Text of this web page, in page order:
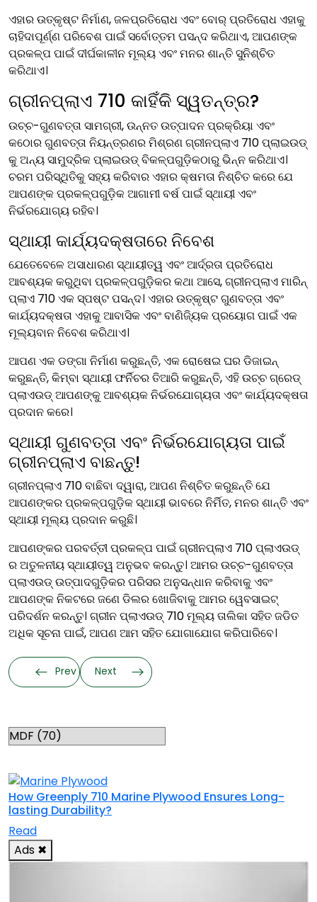
ଏହାର ଉତ୍କୃଷ୍ଟ ନିର୍ମାଣ, ଜଳପ୍ରତିରୋଧ ଏବଂ ବୋର୍ ପ୍ରତିରୋଧ ଏହାକୁ
ଚାହିଦାପୂର୍ଣ୍ଣ ପରିବେଶ ପାଇଁ ସର୍ବୋତ୍ତମ ପସନ୍ଦ କରିଥାଏ, ଆପଣଙ୍କ
ପ୍ରକଳ୍ପ ପାଇଁ ଦୀର୍ଘକାଳୀନ ମୂଲ୍ୟ ଏବଂ ମନର ଶାନ୍ତି ସୁନିଶ୍ଚିତ
କରିଥାଏ।
ଗ୍ରୀନପ୍ଲାଏ 710 କାହିଁକି ସ୍ୱତନ୍ତ୍ର?
ଉଚ୍ଚ-ଗୁଣବତ୍ତା ସାମଗ୍ରୀ, ଉନ୍ନତ ଉତ୍ପାଦନ ପ୍ରକ୍ରିୟା ଏବଂ
କଠୋର ଗୁଣବତ୍ତା ନିୟନ୍ତ୍ରଣର ମିଶ୍ରଣ ଗ୍ରୀନପ୍ଲାଏ 710 ପ୍ଲାଇଉଡ୍
କୁ ଅନ୍ୟ ସାମୁଦ୍ରିକ ପ୍ଲାଇଉଡ୍ ବିକଳ୍ପଗୁଡ଼ିକଠାରୁ ଭିନ୍ନ କରିଥାଏ।
ଚରମ ପରିସ୍ଥିତିକୁ ସହ୍ୟ କରିବାର ଏହାର କ୍ଷମତା ନିଶ୍ଚିତ କରେ ଯେ
ଆପଣଙ୍କ ପ୍ରକଳ୍ପଗୁଡ଼ିକ ଆଗାମୀ ବର୍ଷ ପାଇଁ ସ୍ଥାୟୀ ଏବଂ
ନିର୍ଭରଯୋଗ୍ୟ ରହିବ।
ସ୍ଥାୟୀ କାର୍ଯ୍ୟଦକ୍ଷତାରେ ନିବେଶ
ଯେତେବେଳେ ଅସାଧାରଣ ସ୍ଥାୟୀତ୍ୱ ଏବଂ ଆର୍ଦ୍ରତା ପ୍ରତିରୋଧ
ଆବଶ୍ୟକ କରୁଥିବା ପ୍ରକଳ୍ପଗୁଡ଼ିକର କଥା ଆସେ, ଗ୍ରୀନପ୍ଲାଏ ମାରିନ୍
ପ୍ଲାଏ 710 ଏକ ସ୍ପଷ୍ଟ ପସନ୍ଦ। ଏହାର ଉତ୍କୃଷ୍ଟ ଗୁଣବତ୍ତା ଏବଂ
କାର୍ଯ୍ୟଦକ୍ଷତା ଏହାକୁ ଆବାସିକ ଏବଂ ବାଣିଜ୍ୟିକ ପ୍ରୟୋଗ ପାଇଁ ଏକ
ମୂଲ୍ୟବାନ ନିବେଶ କରିଥାଏ।
ଆପଣ ଏକ ଡଙ୍ଗା ନିର୍ମାଣ କରୁଛନ୍ତି, ଏକ ରୋଷେଇ ଘର ଡିଜାଇନ୍
କରୁଛନ୍ତି, କିମ୍ବା ସ୍ଥାୟୀ ଫର୍ନିଚର ତିଆରି କରୁଛନ୍ତି, ଏହି ଉଚ୍ଚ ଗ୍ରେଡ୍
ପ୍ଲାଏଉଡ୍ ଆପଣଙ୍କୁ ଆବଶ୍ୟକ ନିର୍ଭରଯୋଗ୍ୟତା ଏବଂ କାର୍ଯ୍ୟଦକ୍ଷତା
ପ୍ରଦାନ କରେ।
ସ୍ଥାୟୀ ଗୁଣବତ୍ତା ଏବଂ ନିର୍ଭରଯୋଗ୍ୟତା ପାଇଁ
ଗ୍ରୀନପ୍ଲାଏ ବାଛନ୍ତୁ!
ଗ୍ରୀନପ୍ଲାଏ 710 ବାଛିବା ଦ୍ୱାରା, ଆପଣ ନିଶ୍ଚିତ କରୁଛନ୍ତି ଯେ
ଆପଣଙ୍କର ପ୍ରକଳ୍ପଗୁଡ଼ିକ ସ୍ଥାୟୀ ଭାବରେ ନିର୍ମିତ, ମନର ଶାନ୍ତି ଏବଂ
ସ୍ଥାୟୀ ମୂଲ୍ୟ ପ୍ରଦାନ କରୁଛି।
ଆପଣଙ୍କର ପରବର୍ତ୍ତୀ ପ୍ରକଳ୍ପ ପାଇଁ ଗ୍ରୀନପ୍ଲାଏ 710 ପ୍ଲାଏଉଡ୍
ର ଅତୁଳନୀୟ ସ୍ଥାୟୀତ୍ୱ ଅନୁଭବ କରନ୍ତୁ। ଆମର ଉଚ୍ଚ-ଗୁଣବତ୍ତା
ପ୍ଲାଏଉଡ୍ ଉତ୍ପାଦଗୁଡ଼ିକର ପରିସର ଅନୁସନ୍ଧାନ କରିବାକୁ ଏବଂ
ଆପଣଙ୍କ ନିକଟରେ ଜଣେ ଡିଲର ଖୋଜିବାକୁ ଆମର ୱେବସାଇଟ୍
ପରିଦର୍ଶନ କରନ୍ତୁ। ଗ୍ରୀନ ପ୍ଲାଏଉଡ୍ 710 ମୂଲ୍ୟ ତାଲିକା ସହିତ ଜଡିତ
ଅଧିକ ସୂଚନା ପାଇଁ, ଆପଣ ଆମ ସହିତ ଯୋଗାଯୋଗ କରିପାରିବେ।
Prev Next
How Greenply 710 Marine Plywood Ensures Long-
lasting Durability?
Read
Ads ✖